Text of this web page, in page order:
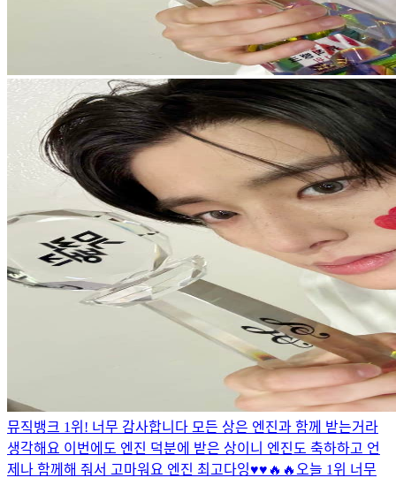
뮤직뱅크 1위! 너무 감사합니다 모든 상은 엔진과 함께 받는거라
생각해요 이번에도 엔진 덕분에 받은 상이니 엔진도 축하하고 언
제나 함께해 줘서 고마워요 엔진 최고다잉♥️♥️🔥🔥 오늘 1위 너무